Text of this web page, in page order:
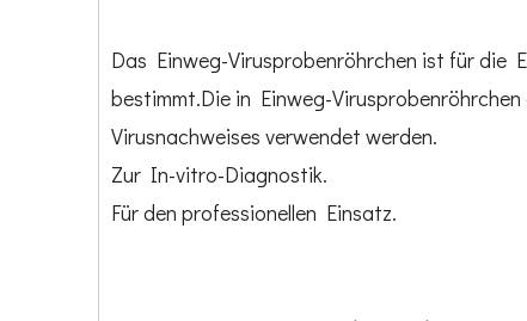
Das Einweg-Virusprobenröhrchen ist für die
bestimmt.Die in Einweg-
Virusnachweises verwendet werden.
Zur In-vitro-Diagnostik.
Für den professionellen Einsatz.